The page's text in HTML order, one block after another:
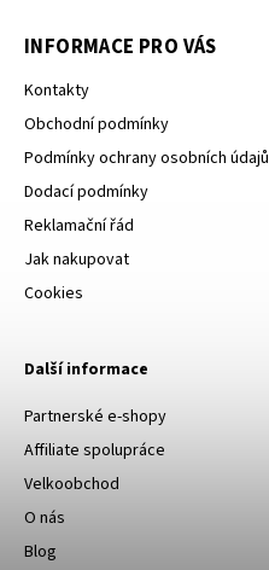
INFORMACE PRO VÁS
Kontakty
Obchodní podmínky
Podmínky ochrany osobních údajů
Dodací podmínky
Reklamační řád
Jak nakupovat
Cookies
Další informace
Partnerské e-shopy
Affiliate spolupráce
Velkoobchod
O nás
Blog